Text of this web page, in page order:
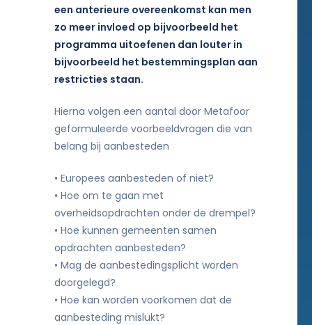
een anterieure overeenkomst kan men
zo meer invloed op bijvoorbeeld het
programma uitoefenen dan louter in
bijvoorbeeld het bestemmingsplan aan
restricties staan.
Hierna volgen een aantal door Metafoor
geformuleerde voorbeeldvragen die van
belang bij aanbesteden
• Europees aanbesteden of niet?
• Hoe om te gaan met
overheidsopdrachten onder de drempel?
• Hoe kunnen gemeenten samen
opdrachten aanbesteden?
• Mag de aanbestedingsplicht worden
doorgelegd?
• Hoe kan worden voorkomen dat de
aanbesteding mislukt?